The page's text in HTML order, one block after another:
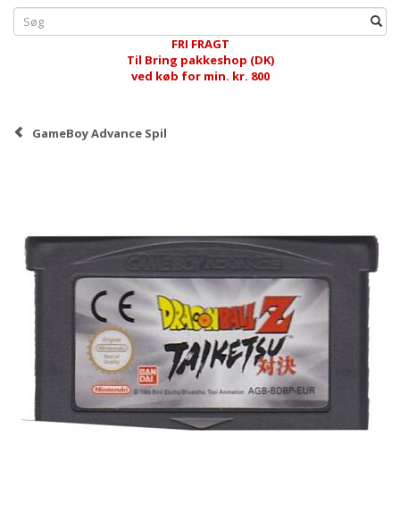
FRI FRAGT
Til Bring pakkeshop (DK)
ved køb for min. kr. 800
GameBoy Advance Spil